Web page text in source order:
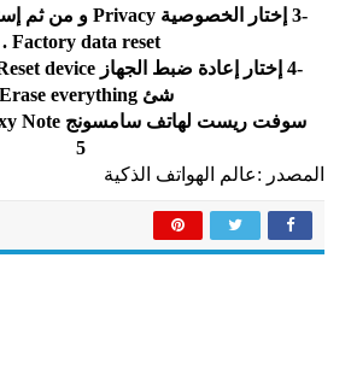
Factory data reset .
ﺷﺊ Erase everything .
ﺳﻮﻓﺖ ﺭﻳﺴﺖ ﻟﻬﺎﺗﻒ ﺳﺎﻣﺴﻮﻧﺞNote
المصدر :عالم الهواتف الذكية